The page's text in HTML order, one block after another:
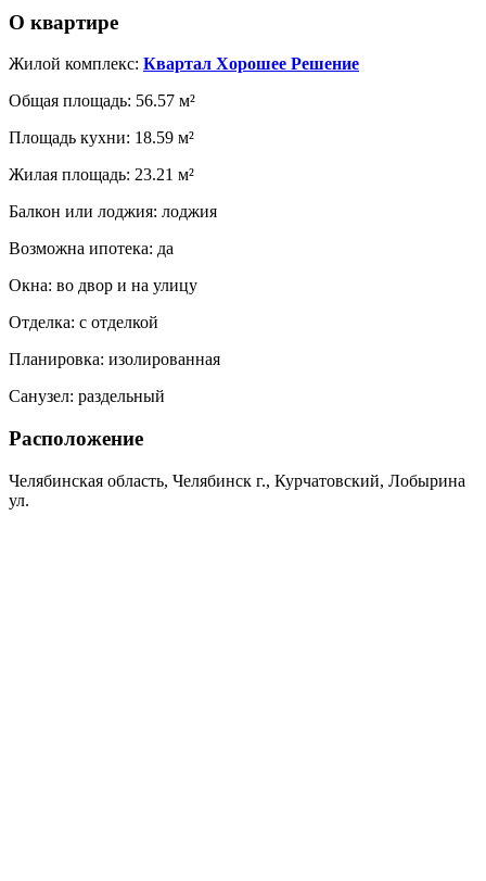
О квартире
Жилой комплекс: Квартал Хорошее Решение
Общая площадь: 56.57 м²
Площадь кухни: 18.59 м²
Жилая площадь: 23.21 м²
Балкон или лоджия: лоджия
Возможна ипотека: да
Окна: во двор и на улицу
Отделка: с отделкой
Планировка: изолированная
Санузел: раздельный
Расположение
Челябинская область, Челябинск г., Курчатовский, Лобырина
ул.